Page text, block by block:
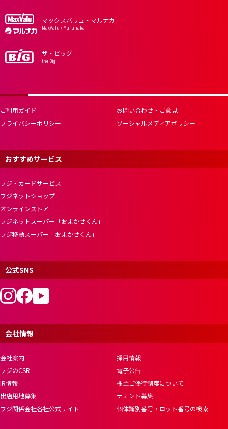
マックスバリュ・マルナカ
MaxValu / Marunaka
ザ・ビッグ
the Big
ご利用ガイド
お問い合わせ・ご意見
プライバシーポリシー
ソーシャルメディアポリシー
おすすめサービス
フジ・カードサービス
フジネットショップ
オンラインストア
フジネットスーパー「おまかせくん」
フジ移動スーパー「おまかせくん」
公式SNS
会社情報
会社案内
採用情報
フジのCSR
電子公告
IR情報
株主ご優待制度について
出店用地募集
テナント募集
フジ関係会社各社公式サイト
個体識別番号・ロット番号の検索